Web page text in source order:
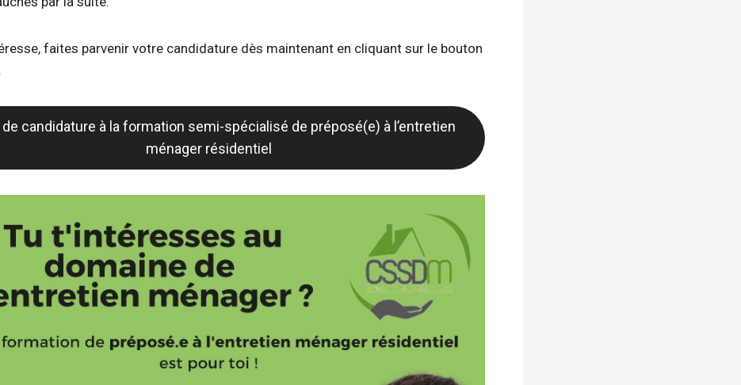
faites parvenir votre candidature dès maintenant en cliquant sur le bouton
de candidature à la formation semi-spécialisé de préposé(e) à l’entretien
ménager résidentiel